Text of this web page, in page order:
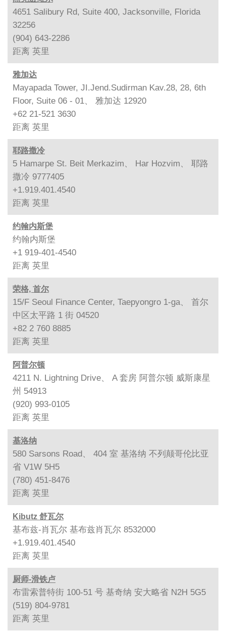
4651 Salibury Rd, Suite 400, Jacksonville, Florida
32256
(904) 643-2286
距离 英里
雅加达
Mayapada Tower, JI.Jend.Sudirman Kav.28, 28, 6th
Floor, Suite 06 - 01、 雅加达 12920
+62 21-521 3630
距离 英里
耶路撒冷
5 Hamarpe St. Beit Merkazim、 Har Hozvim、 耶路
撒冷 9777405
+1.919.401.4540
距离 英里
约翰内斯堡
约翰内斯堡
+1 919-401-4540
距离 英里
荣格, 首尔
15/F Seoul Finance Center, Taepyongro 1-ga、 首尔
中区太平路 1 街 04520
+82 2 760 8885
距离 英里
阿普尔顿
4211 N. Lightning Drive、 A 套房 阿普尔顿 威斯康星
州 54913
(920) 993-0105
距离 英里
基洛纳
580 Sarsons Road、 404 室 基洛纳 不列颠哥伦比亚
省 V1W 5H5
(780) 451-8476
距离 英里
Kibutz 舒瓦尔
基布兹-肖瓦尔 基布兹肖瓦尔 8532000
+1.919.401.4540
距离 英里
厨师-滑铁卢
布雷索普特街 100-51 号 基奇纳 安大略省 N2H 5G5
(519) 804-9781
距离 英里